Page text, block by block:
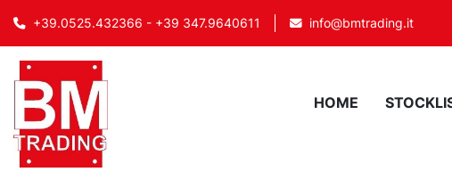
+39.0525.432366 - +39 347.9640611 info@bmtrading.it
HOME